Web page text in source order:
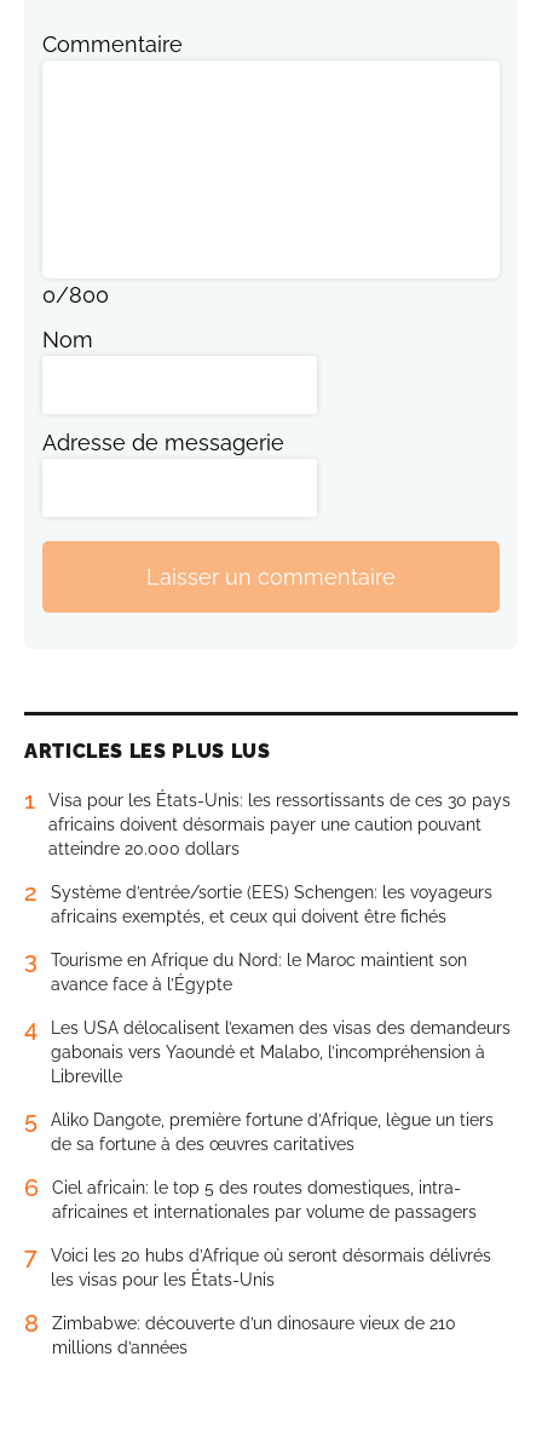
Commentaire
0/800
Nom
Adresse de messagerie
Laisser un commentaire
ARTICLES LES PLUS LUS
1
Visa pour les États-Unis: les ressortissants de ces 30 pays
africains doivent désormais payer une caution pouvant
atteindre 20.000 dollars
2
Système d’entrée/sortie (EES) Schengen: les voyageurs
africains exemptés, et ceux qui doivent être fichés
3
Tourisme en Afrique du Nord: le Maroc maintient son
avance face à l’Égypte
4
Les USA délocalisent l’examen des visas des demandeurs
gabonais vers Yaoundé et Malabo, l’incompréhension à
Libreville
5
Aliko Dangote, première fortune d’Afrique, lègue un tiers
de sa fortune à des œuvres caritatives
6
Ciel africain: le top 5 des routes domestiques, intra-
africaines et internationales par volume de passagers
7
Voici les 20 hubs d’Afrique où seront désormais délivrés
les visas pour les États-Unis
8
Zimbabwe: découverte d’un dinosaure vieux de 210
millions d’années